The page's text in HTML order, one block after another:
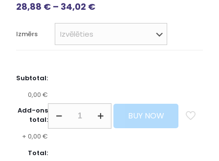
28,88 € – 34,02 €
Izmērs
Subtotal:
0,00 €
Add-ons
total:
+ 0,00 €
Total:
BUY NOW